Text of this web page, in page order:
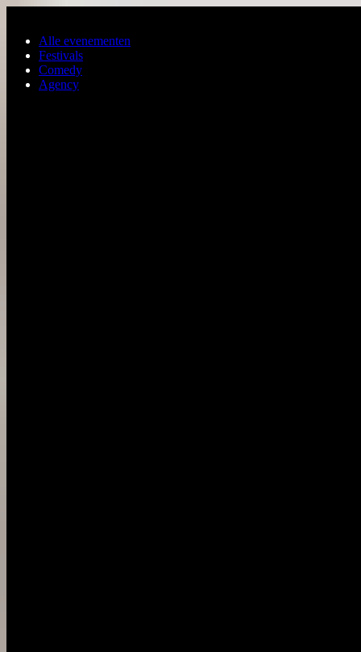
Alle evenementen
Festivals
Comedy
Agency